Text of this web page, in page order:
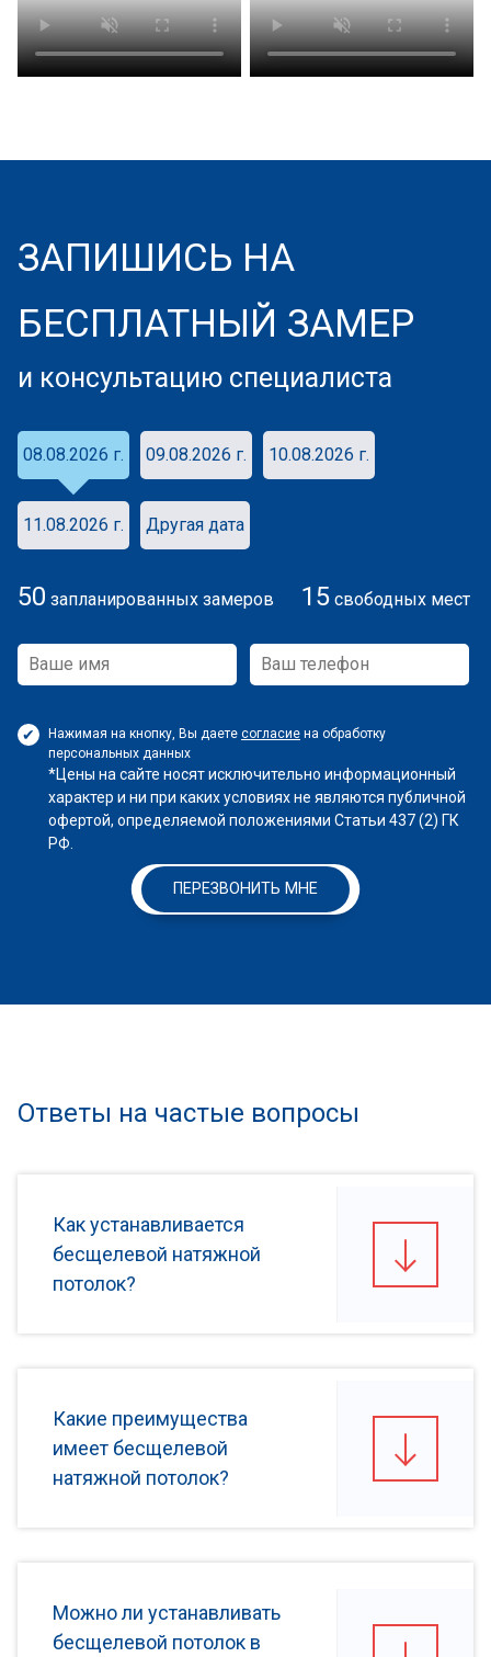
ЗАПИШИСЬ НА
БЕСПЛАТНЫЙ ЗАМЕР
и консультацию специалиста
08.08.2026 г. 09.08.2026 г. 10.08.2026 г.
11.08.2026 г. Другая дата
50 запланированных замеров 15 свободных мест
Нажимая на кнопку, Вы даете согласие на обработку
персональных данных
*Цены на сайте носят исключительно информационный
характер и ни при каких условиях не являются публичной
офертой, определяемой положениями Статьи 437 (2) ГК
РФ.
ПЕРЕЗВОНИТЬ МНЕ
Ответы на частые вопросы
Как устанавливается
бесщелевой натяжной
потолок?
Какие преимущества
имеет бесщелевой
натяжной потолок?
Можно ли устанавливать
бесщелевой потолок в